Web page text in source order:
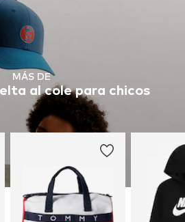
MÁS DE
al cole para chicos